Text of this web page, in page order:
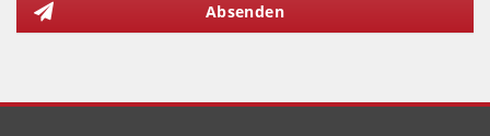
Absenden